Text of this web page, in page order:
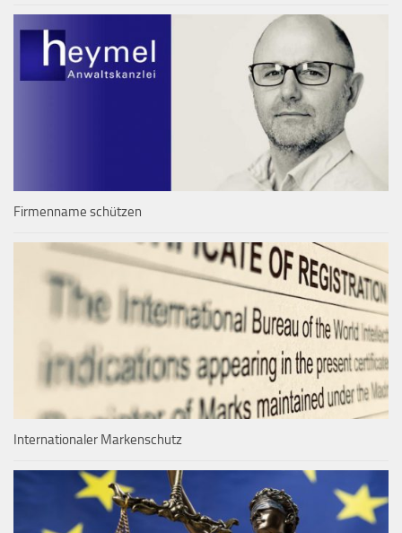
Firmenname schützen
Internationaler Markenschutz